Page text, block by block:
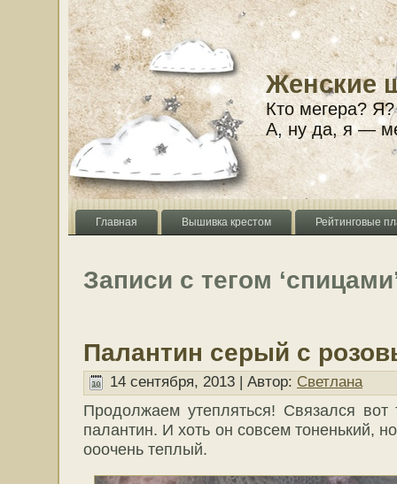
Женские
Кто мегера?
А, ну да, я —
Главная Вышивка крестом Рейтинговые
Записи с тегом
Палантин серый с
14 сентября, 2013 | Автор: Светлана
Продолжаем утепляться! Связался
палантин. И хоть он совсем тоненький,
ооочень теплый.